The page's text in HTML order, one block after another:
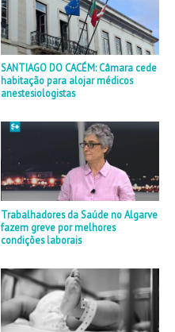
SANTIAGO DO CACÉM: Câmara cede
habitação para alojar médicos
anestesiologistas
Trabalhadores da Saúde no Algarve
fazem greve por melhores
condições laborais